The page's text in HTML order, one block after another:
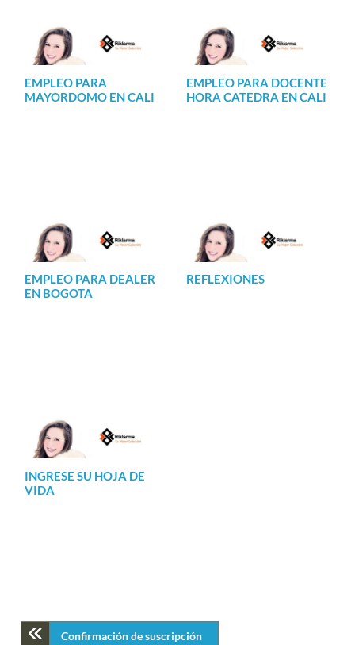
EMPLEO PARA
MAYORDOMO EN CALI
EMPLEO PARA DOCENTE
HORA CATEDRA EN CALI
EMPLEO PARA DEALER
EN BOGOTA
REFLEXIONES
INGRESE SU HOJA DE
VIDA
Confirmación de suscripción